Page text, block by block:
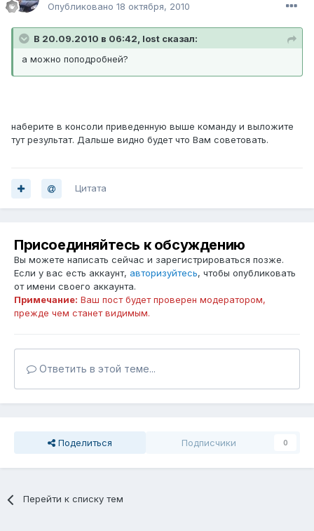
Опубликовано 18 октября, 2010
В 20.09.2010 в 06:42, lost сказал:
а можно поподробней?
наберите в консоли приведенную выше команду и выложите
тут результат. Дальше видно будет что Вам советовать.
Цитата
Присоединяйтесь к обсуждению
Вы можете написать сейчас и зарегистрироваться позже.
Если у вас есть аккаунт, авторизуйтесь, чтобы опубликовать
от имени своего аккаунта.
Примечание: Ваш пост будет проверен модератором,
прежде чем станет видимым.
Ответить в этой теме...
Поделиться Подписчики 0
Перейти к списку тем